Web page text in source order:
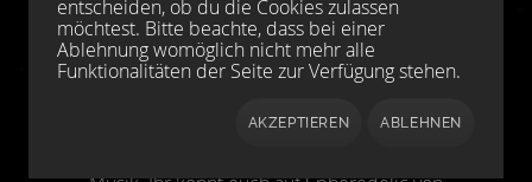
Avantgarde und
Experimentelle Musik.
Das Netlabel Spheredelic veröffentlicht Musik aus den
entscheiden, ob du die Cookies zulassen
möchtest. Bitte beachte, dass bei einer
Ablehnung womöglich nicht mehr alle
Funktionalitäten der Seite zur Verfügung stehen.
AKZEPTIEREN ABLEHNEN